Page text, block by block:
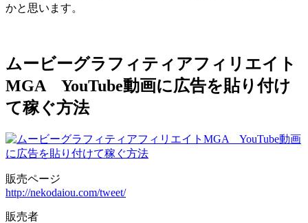
かと思います。
ムービーグラフィティアフィリエイト
MGA YouTube動画に広告を貼り付け
て稼ぐ方法
販売ページ
http://nekodaiou.com/tweet/
販売者